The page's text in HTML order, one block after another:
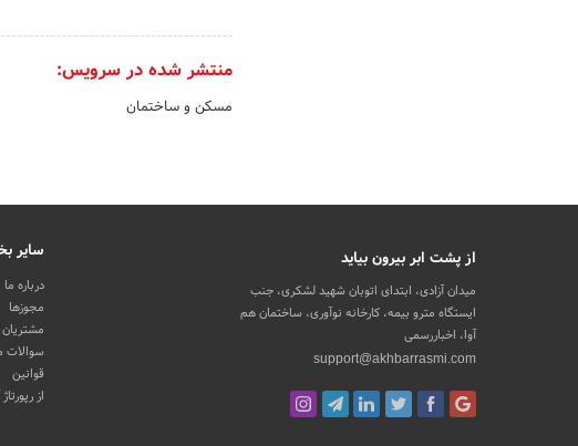
منتشر شده در سرویس:
مسکن و ساختمان
از پشت ابر بیرون بیاید
میدان آزادی، ابتدای اتوبان شهید لشکری، جنب
ایستگاه مترو بیمه، کارخانه نوآوری، ساختمان هم
آوا، اخباررسمی
support@akhbarrasmi.com
سایر
درباره ما
مجوزها
سوالات
قوانین
از